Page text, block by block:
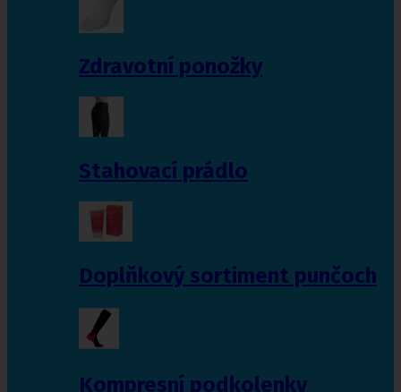
Zdravotní ponožky
Stahovací prádlo
Doplňkový sortiment punčoch
Kompresní podkolenky